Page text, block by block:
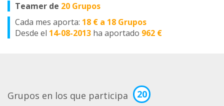
Teamer de 20 Grupos
Cada mes aporta: 18 € a 18 Grupos
Desde el 14-08-2013 ha aportado 962 €
Grupos en los que participa 20